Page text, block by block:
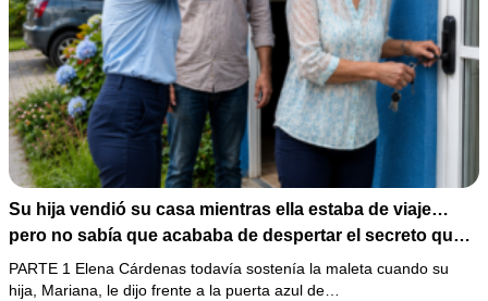
Su hija vendió su casa mientras ella estaba de viaje…
pero no sabía que acababa de despertar el secreto que
su padre dejó antes de morir
PARTE 1 Elena Cárdenas todavía sostenía la maleta cuando su
hija, Mariana, le dijo frente a la puerta azul de…